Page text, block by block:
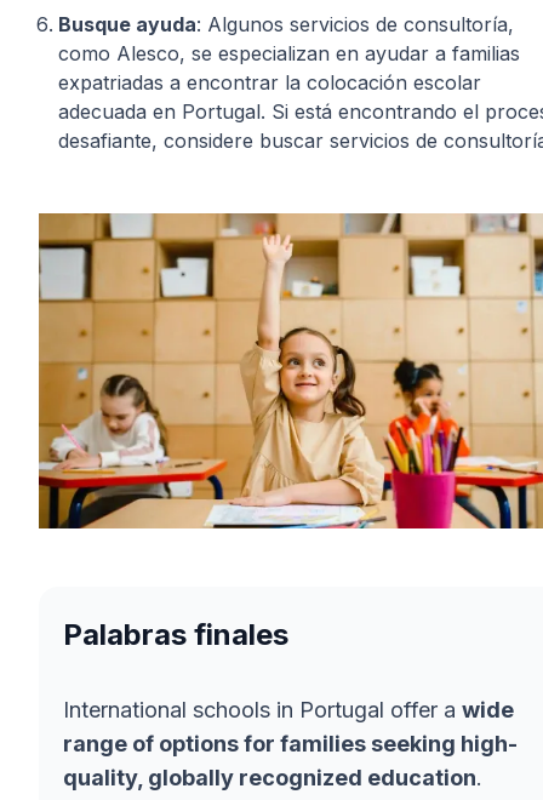
Busque ayuda: Algunos servicios de consultoría,
como Alesco, se especializan en ayudar a familias
expatriadas a encontrar la colocación escolar
adecuada en Portugal. Si está encontrando el
desafiante, considere buscar servicios de
Palabras finales
International schools in Portugal offer a wide
range of options for families seeking high-
quality, globally recognized education.